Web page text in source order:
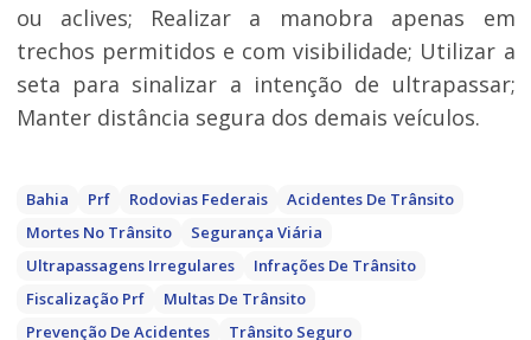
ou aclives; Realizar a manobra apenas em
trechos permitidos e com visibilidade; Utilizar a
seta para sinalizar a intenção de ultrapassar;
Manter distância segura dos demais veículos.
Bahia Prf Rodovias Federais
Acidentes De Trânsito
Mortes No Trânsito
Segurança Viária
Ultrapassagens Irregulares
Infrações De Trânsito
Fiscalização Prf
Multas De Trânsito
Prevenção De Acidentes
Trânsito Seguro